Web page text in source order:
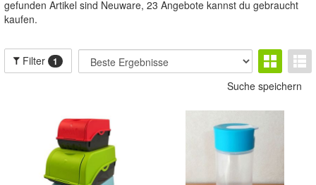
gefunden Artikel sind Neuware, 23 Angebote kannst du gebraucht
kaufen.
Filter 1
Suche speichern